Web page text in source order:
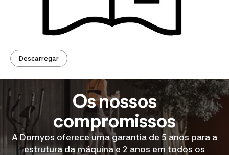
Descarregar
Os nossos
compromissos
A Domyos oferece uma garantia de 5 anos para a
estrutura da máquina e 2 anos em todos os